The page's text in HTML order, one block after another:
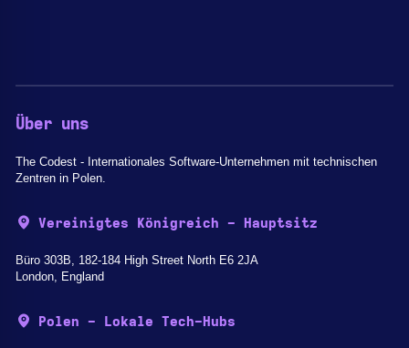
Über uns
The Codest - Internationales Software-Unternehmen mit technischen
Zentren in Polen.
Vereinigtes Königreich - Hauptsitz
Büro 303B, 182-184 High Street North E6 2JA
London, England
Polen - Lokale Tech-Hubs